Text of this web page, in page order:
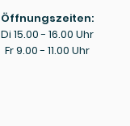
Öffnungszeiten:
Di 15.00 - 16.00 Uhr
Fr 9.00 - 11.00 Uhr